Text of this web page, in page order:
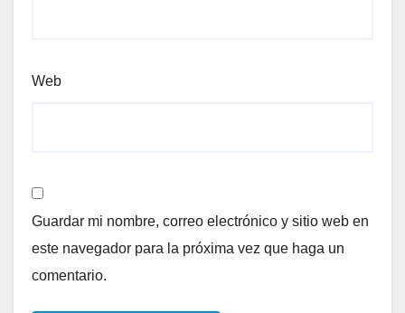
Web
Guardar mi nombre, correo electrónico y sitio web en
este navegador para la próxima vez que haga un
comentario.